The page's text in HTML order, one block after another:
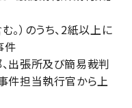
）のうち、2紙以上に
件
張所及び簡易裁判
件担当執行官から上